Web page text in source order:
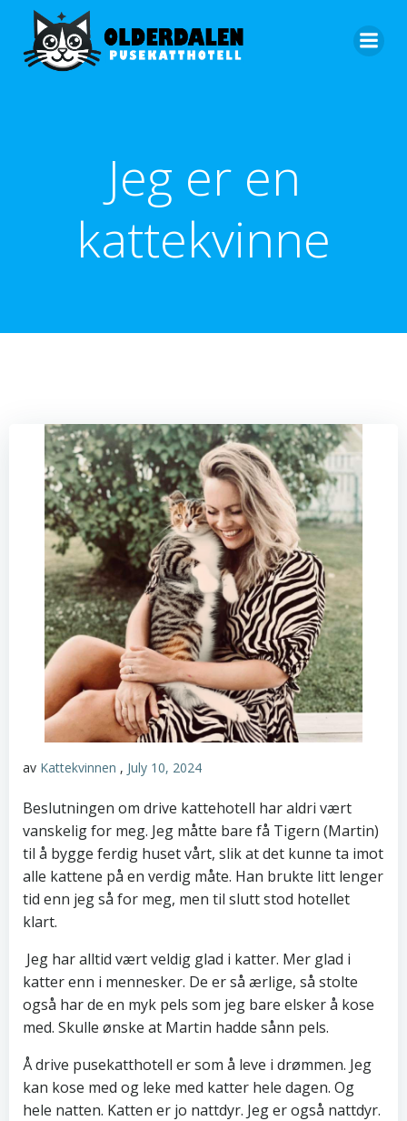
to
content
Jeg er en
kattekvinne
av Kattekvinnen , July 10, 2024
Beslutningen om drive kattehotell har aldri vært
vanskelig for meg. Jeg måtte bare få Tigern (Martin)
til å bygge ferdig huset vårt, slik at det kunne ta imot
alle kattene på en verdig måte. Han brukte litt lenger
tid enn jeg så for meg, men til slutt stod hotellet
klart.
Jeg har alltid vært veldig glad i katter. Mer glad i
katter enn i mennesker. De er så ærlige, så stolte
også har de en myk pels som jeg bare elsker å kose
med. Skulle ønske at Martin hadde sånn pels.
Å drive pusekatthotell er som å leve i drømmen. Jeg
kan kose med og leke med katter hele dagen. Og
hele natten. Katten er jo nattdyr. Jeg er også nattdyr.